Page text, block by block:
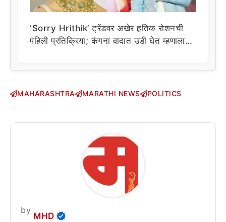
‘Sorry Hrithik’ ट्रेंडवर अखेर हृतिक रोशनची
पहिली प्रतिक्रिया; कंगना वादात उडी घेत म्हणाला…
MAHARASHTRA MARATHI NEWS POLITICS
by
MHD